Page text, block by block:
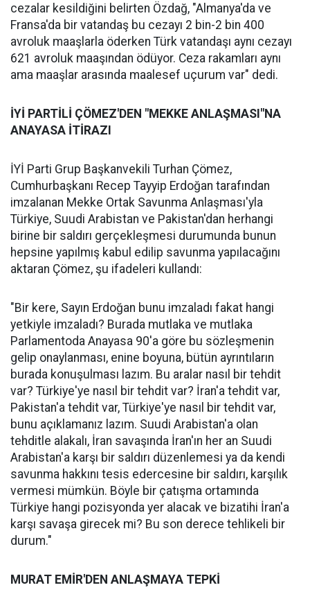
cezalar kesildiğini belirten Özdağ, "Almanya'da ve
Fransa'da bir vatandaş bu cezayı 2 bin-2 bin 400
avroluk maaşlarla öderken Türk vatandaşı aynı cezayı
621 avroluk maaşından ödüyor. Ceza rakamları aynı
ama maaşlar arasında maalesef uçurum var" dedi.
İYİ PARTİLİ ÇÖMEZ'DEN "MEKKE ANLAŞMASI"NA
ANAYASA İTİRAZI
İYİ Parti Grup Başkanvekili Turhan Çömez,
Cumhurbaşkanı Recep Tayyip Erdoğan tarafından
imzalanan Mekke Ortak Savunma Anlaşması'yla
Türkiye, Suudi Arabistan ve Pakistan'dan herhangi
birine bir saldırı gerçekleşmesi durumunda bunun
hepsine yapılmış kabul edilip savunma yapılacağını
aktaran Çömez, şu ifadeleri kullandı:
"Bir kere, Sayın Erdoğan bunu imzaladı fakat hangi
yetkiyle imzaladı? Burada mutlaka ve mutlaka
Parlamentoda Anayasa 90'a göre bu sözleşmenin
gelip onaylanması, enine boyuna, bütün ayrıntıların
burada konuşulması lazım. Bu aralar nasıl bir tehdit
var? Türkiye'ye nasıl bir tehdit var? İran'a tehdit var,
Pakistan'a tehdit var, Türkiye'ye nasıl bir tehdit var,
bunu açıklamanız lazım. Suudi Arabistan'a olan
tehditle alakalı, İran savaşında İran'ın her an Suudi
Arabistan'a karşı bir saldırı düzenlemesi ya da kendi
savunma hakkını tesis edercesine bir saldırı, karşılık
vermesi mümkün. Böyle bir çatışma ortamında
Türkiye hangi pozisyonda yer alacak ve bizatihi İran'a
karşı savaşa girecek mi? Bu son derece tehlikeli bir
durum."
MURAT EMİR'DEN ANLAŞMAYA TEPKİ